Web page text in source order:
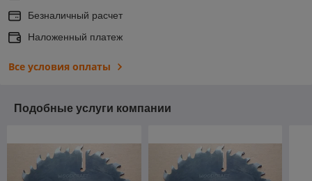
Безналичный расчет
Наложенный платеж
Все условия оплаты
Подобные услуги компании